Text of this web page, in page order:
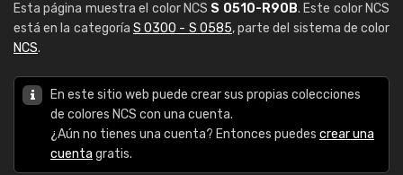
Esta página muestra el color NCS S 0510-R90B. Este color NCS
está en la categoría S 0300 - S 0585, parte del sistema de color
NCS.
En este sitio web puede crear sus propias colecciones
de colores NCS con una cuenta.
¿Aún no tienes una cuenta? Entonces puedes crear una
cuenta gratis.